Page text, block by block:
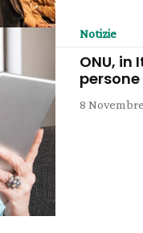
Notizie
ONU,
8